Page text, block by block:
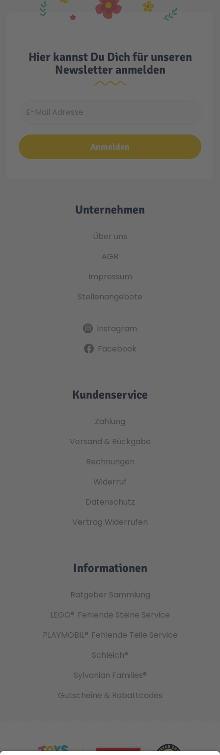
Hier kannst Du Dich für unseren
Newsletter anmelden
Anmelden
Unternehmen
Über uns
AGB
Impressum
Stellenangebote
Instagram
Facebook
Kundenservice
Zahlung
Versand & Rückgabe
Rechnungen
Widerruf
Datenschutz
Vertrag Widerrufen
Informationen
Ratgeber Sammlung
LEGO® Fehlende Steine Service
PLAYMOBIL® Fehlende Teile Service
Schleich®
Sylvanian Families®
Gutscheine & Rabattcodes